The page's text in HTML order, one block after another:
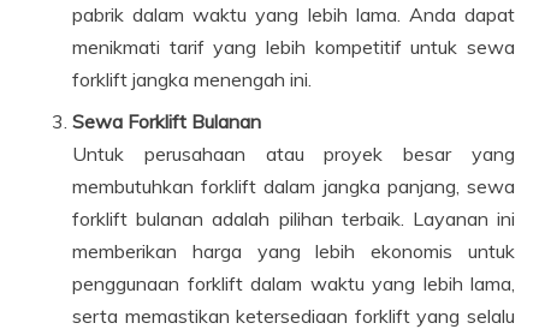
pabrik dalam waktu yang lebih lama. Anda dapat
menikmati tarif yang lebih kompetitif untuk sewa
forklift jangka menengah ini.
Sewa Forklift Bulanan
Untuk perusahaan atau proyek besar yang
membutuhkan forklift dalam jangka panjang, sewa
forklift bulanan adalah pilihan terbaik. Layanan ini
memberikan harga yang lebih ekonomis untuk
penggunaan forklift dalam waktu yang lebih lama,
serta memastikan ketersediaan forklift yang selalu